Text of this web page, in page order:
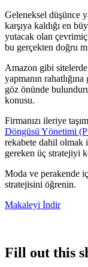
Geleneksel düşünce
karşıya kaldığı en
yutacak olan
bu gerçekten doğru
Amazon gibi
yapmanın
göz önünde
konusu.
Firmanızı ileriye
Döngüsü Yönetimi
rekabete dahil olmak
gereken üç stratejiyi
Moda ve perakende
stratejisini öğrenin.
Makaleyi İndir
Fill out this